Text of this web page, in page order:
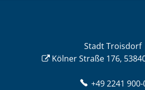
Stadt Troisdorf
Kölner Straße 176,
+49 2241 900-